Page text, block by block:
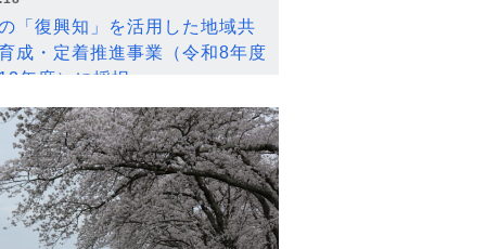
「復興知」を活用した地域共
成・定着推進事業（令和8年度
年度）に採択